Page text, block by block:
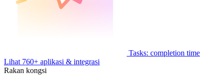
Tasks: completion time
Lihat 760+ aplikasi & integrasi
Rakan kongsi